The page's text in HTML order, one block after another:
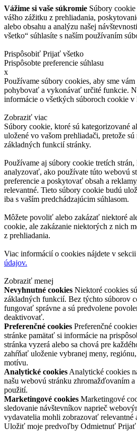
Vážime si vaše súkromie Súbory
vášho zážitku z prehliadania,
alebo obsahu a analýzu našej
všetko“ súhlasíte s naším používaním
Prispôsobiť Prijať všetko
Prispôsobte preferencie súhlasu
x
Používame súbory cookies, aby sme
pohybovať a vykonávať určité funkcie.
informácie o všetkých súboroch cookie v
Zobraziť viac
Súbory cookie, ktoré sú kategorizované
uložené vo vašom prehliadači, pretože
základných funkcií stránky.
Používame aj súbory cookie tretích strán,
analyzovať, ako používate túto webovú
preferencie a poskytovať obsah a
relevantné. Tieto súbory cookie budú
iba s vaším predchádzajúcim súhlasom.
Môžete povoliť alebo zakázať niektoré
cookie, ale zakázanie niektorých z nich
z prehliadania.
Viac informácií o cookies nájdete v sekcii
údajov.
Zobraziť menej
Nevyhnutné cookies Niektoré cookies
základných funkcií. Bez týchto súborov
fungovať správne a sú predvolene
deaktivovať.
Preferenčné cookies Preferenčné
stránke pamätať si informácie na
stránka vyzerá alebo sa chová pre
zahŕňať uloženie vybranej meny,
motívu.
Analytické cookies Analytické cookies
našu webovú stránku zhromažďovaním
použití.
Marketingové cookies Marketingové
sledovanie návštevníkov naprieč
vydavatelia mohli zobrazovať relevantné
Uložiť moje predvoľby Odmietnuť Prijať